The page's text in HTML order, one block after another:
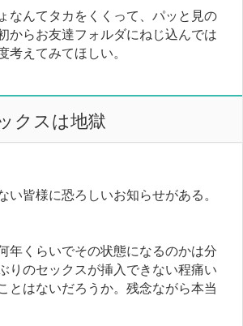
なんてタカをくくって、パッと見の
からお友達フォルダにねじ込んでは
えてみてほしい。
クスは地獄
い皆様に恐ろしいお知らせがある。
年くらいでその状態になるのかは分
りのセックスが挿入できない程痛い
とはないだろうか。残念ながら本当